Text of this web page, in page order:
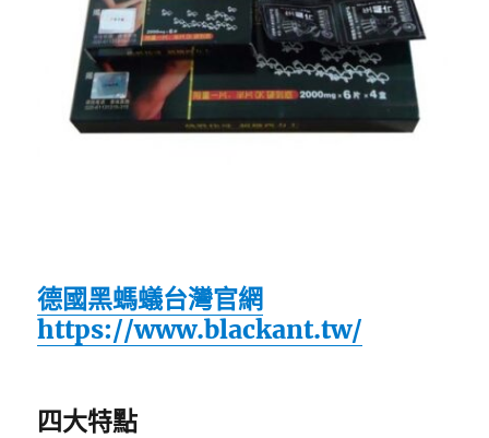
德國黑螞蟻台灣官網
https://www.blackant.tw/
四大特點